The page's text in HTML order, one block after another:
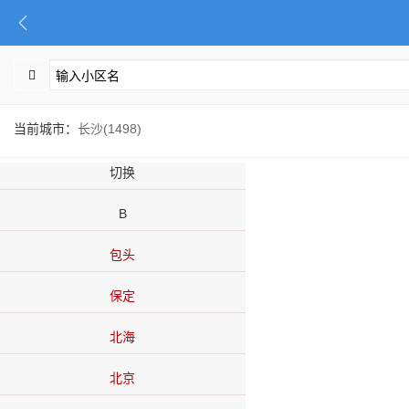
当前城市： 长沙(1498)
切换
B
包头
保定
北海
北京